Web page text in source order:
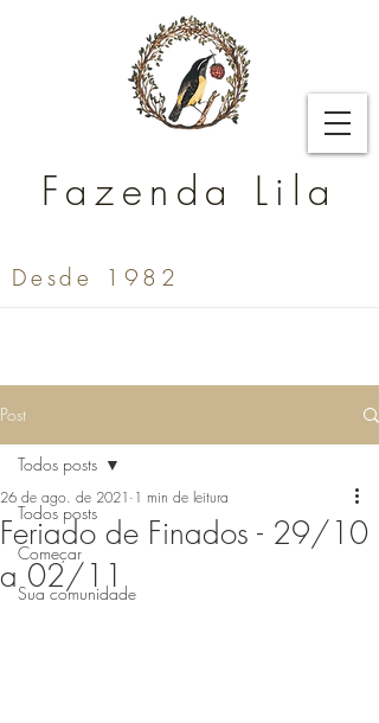
Fazenda Lila
Desde 1982
Post
Todos posts
Começar
Sua comunidade
Todos posts
Feriado de Finados - 29/10
a 02/11
26 de ago. de 2021 1 min de leitura